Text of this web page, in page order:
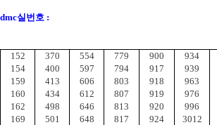
dmc실번호 :
152 370 554 779 900 934
154
400 597 794 917 939
159
413 606 803 918 963
160
434 612 807 919 976
162
498 646 813 920 996
169
501 648 817 924 3012